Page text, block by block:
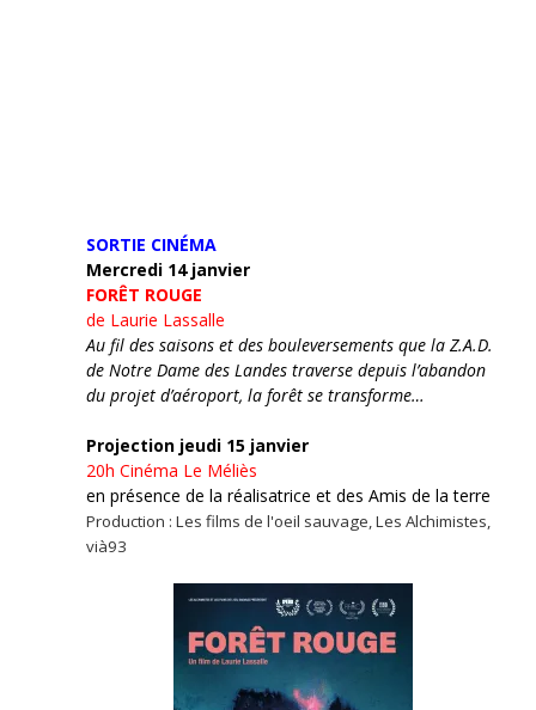
SORTIE CINÉMA
Mercredi 14 janvier
FORÊT ROUGE
de Laurie Lassalle
Au fil des saisons et des bouleversements que la Z.A.D.
de Notre Dame des Landes traverse depuis l’abandon
du projet d’aéroport, la forêt se transforme…
Projection jeudi 15 janvier
20h Cinéma Le Méliès
en présence de la réalisatrice et des Amis de la terre
Production : Les films de l'oeil sauvage, Les Alchimistes,
vià93